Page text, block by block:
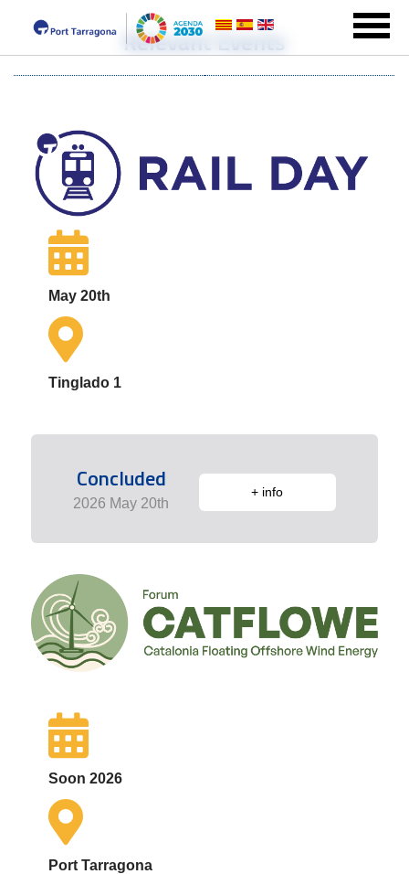
Relevant Events
May 20th
Tinglado 1
Concluded
2026 May 20th
+ info
Soon 2026
Port Tarragona